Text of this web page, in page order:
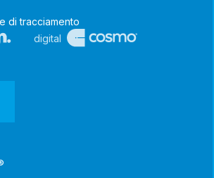
di tracciamento
digital